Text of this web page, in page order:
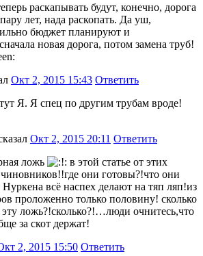
раскапывать будут, конечно, дорога
лет, нада раскопать. Да уш,
бюджет планируют и
новая дорога, потом замена труб!
Окт 2, 2015 15:43 Ответить
Я. Я спец по другим трубам вроде!
Окт 2, 2015 20:11 Ответить
ложь
в этой статье от этих
они готовы?!что они
всё наспех делают на тяп ляп!из
проложенно только половину! сколько
ложь?!сколько?!…люди очнитесь,что
за скот держат!
2, 2015 15:50 Ответить